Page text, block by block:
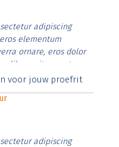
adipiscing
elementum
ornare, eros dolor
libero vitae erat.
id rutrum lorem
voor jouw proefrit
adipiscing